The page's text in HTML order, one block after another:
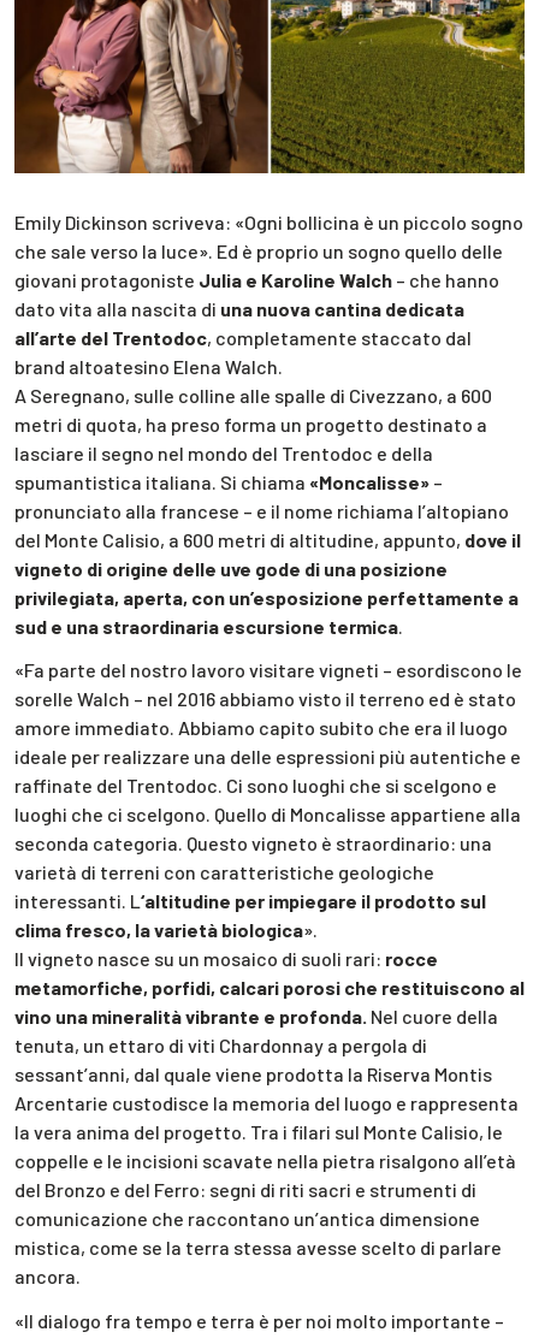
Emily Dickinson scriveva: «Ogni bollicina è un piccolo sogno
che sale verso la luce». Ed è proprio un sogno quello delle
giovani protagoniste Julia e Karoline Walch – che hanno
dato vita alla nascita di una nuova cantina dedicata
all’arte del Trentodoc, completamente staccato dal
brand altoatesino Elena Walch.
A Seregnano, sulle colline alle spalle di Civezzano, a 600
metri di quota, ha preso forma un progetto destinato a
lasciare il segno nel mondo del Trentodoc e della
spumantistica italiana. Si chiama «Moncalisse» –
pronunciato alla francese – e il nome richiama l’altopiano
del Monte Calisio, a 600 metri di altitudine, appunto, dove il
vigneto di origine delle uve gode di una posizione
privilegiata, aperta, con un’esposizione perfettamente a
sud e una straordinaria escursione termica
«Fa parte del nostro lavoro visitare vigneti – esordiscono le
sorelle Walch – nel 2016 abbiamo visto il terreno ed è stato
amore immediato. Abbiamo capito subito che era il luogo
ideale per realizzare una delle espressioni più autentiche e
raffinate del Trentodoc. Ci sono luoghi che si scelgono e
luoghi che ci scelgono. Quello di Moncalisse appartiene alla
seconda categoria. Questo vigneto è straordinario: una
varietà di terreni con caratteristiche geologiche
interessanti. L‘altitudine per impiegare il prodotto sul
clima fresco, la varietà biologica».
Il vigneto nasce su un mosaico di suoli rari: rocce
metamorfiche, porfidi, calcari porosi che restituiscono al
vino una mineralità vibrante e profonda. Nel cuore della
tenuta, un ettaro di viti Chardonnay a pergola di
sessant’anni, dal quale viene prodotta la Riserva Montis
Arcentarie custodisce la memoria del luogo e rappresenta
la vera anima del progetto. Tra i filari sul Monte Calisio, le
coppelle e le incisioni scavate nella pietra risalgono all’età
del Bronzo e del Ferro: segni di riti sacri e strumenti di
comunicazione che raccontano un’antica dimensione
mistica, come se la terra stessa avesse scelto di parlare
ancora.
«Il dialogo fra tempo e terra è per noi molto importante –